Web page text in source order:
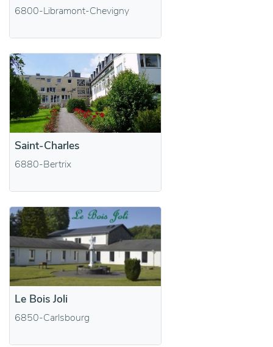
6800-Libramont-Chevigny
Saint-Charles
6880-Bertrix
Le Bois Joli
6850-Carlsbourg